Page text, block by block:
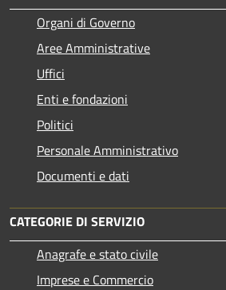
Organi di Governo
Aree Amministrative
Uffici
Enti e fondazioni
Politici
Personale Amministrativo
Documenti e dati
CATEGORIE DI SERVIZIO
Anagrafe e stato civile
Imprese e Commercio